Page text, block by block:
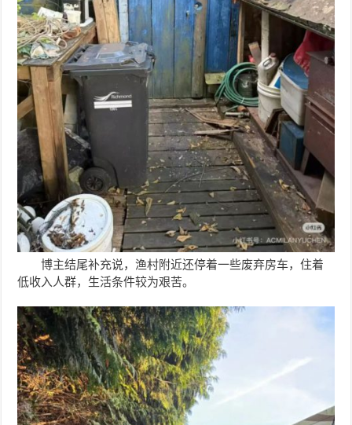
博主结尾补充说，渔村附近还停着一些废弃房车，住着
低收入人群，生活条件较为艰苦。